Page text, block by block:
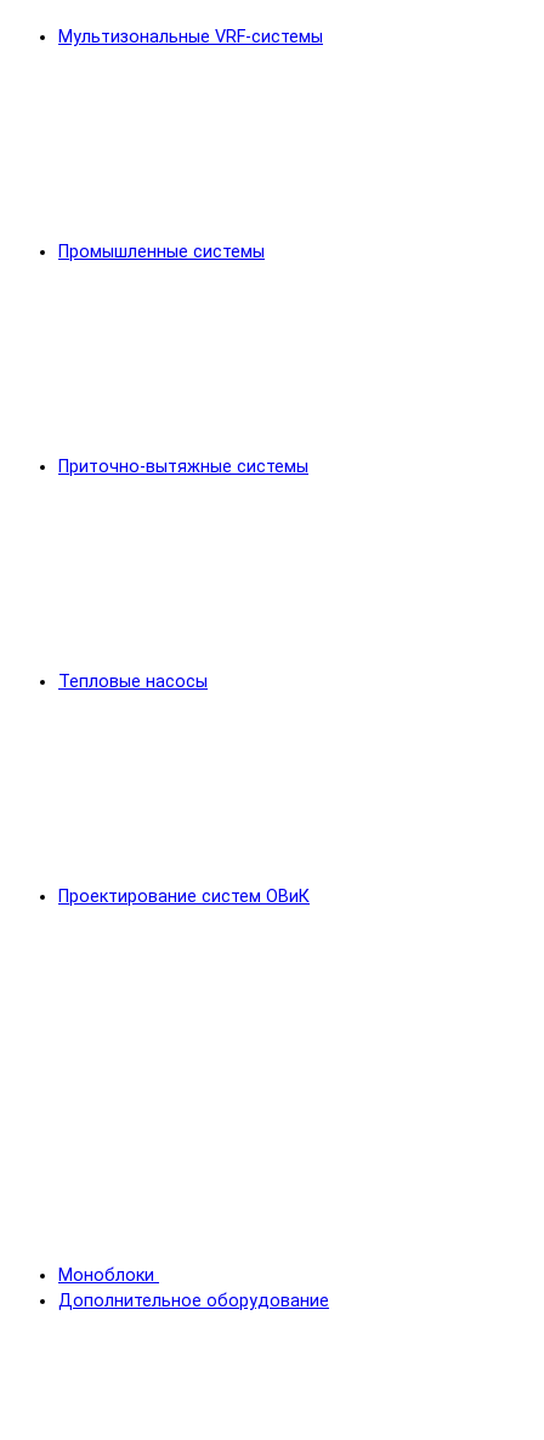
Мультизональные VRF-системы
Промышленные системы
Приточно-вытяжные системы
Тепловые насосы
Проектирование систем ОВиК
Моноблоки
Дополнительное оборудование